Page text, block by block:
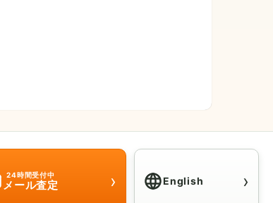
24時間受付中
メール査定 › EnglishClick here for
›